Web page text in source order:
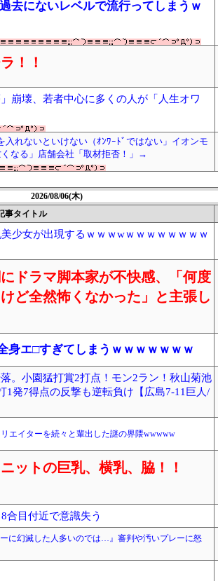
去にないレベルで流行ってしまうｗ
！！
崩壊、若者中心に多くの人が「人生オワ
入れないといけない（ｵﾝﾜｰﾄﾞではない」イオンモ
なる」店舗会社「取材拒否！」→
2026/08/06(木)
事タイトル
少女が出現するｗｗｗwｗｗｗｗｗｗｗｗ
ドラマ脚本家が不快感、「何度
ど全然怖くなかった」と主張し
身エ□すぎてしまうｗｗｗｗｗｗｗ
。小園猛打賞2打点！モン2ラン！秋山菊池
1発7得点の反撃も逆転負け【広島7-11巨人/
エイターを続々と輩出した謎の界隈wwwww
ットの巨乳、横乳、脇！！
目付近で意識失う
に幻滅した人多いのでは…』審判や汚いプレーに怒